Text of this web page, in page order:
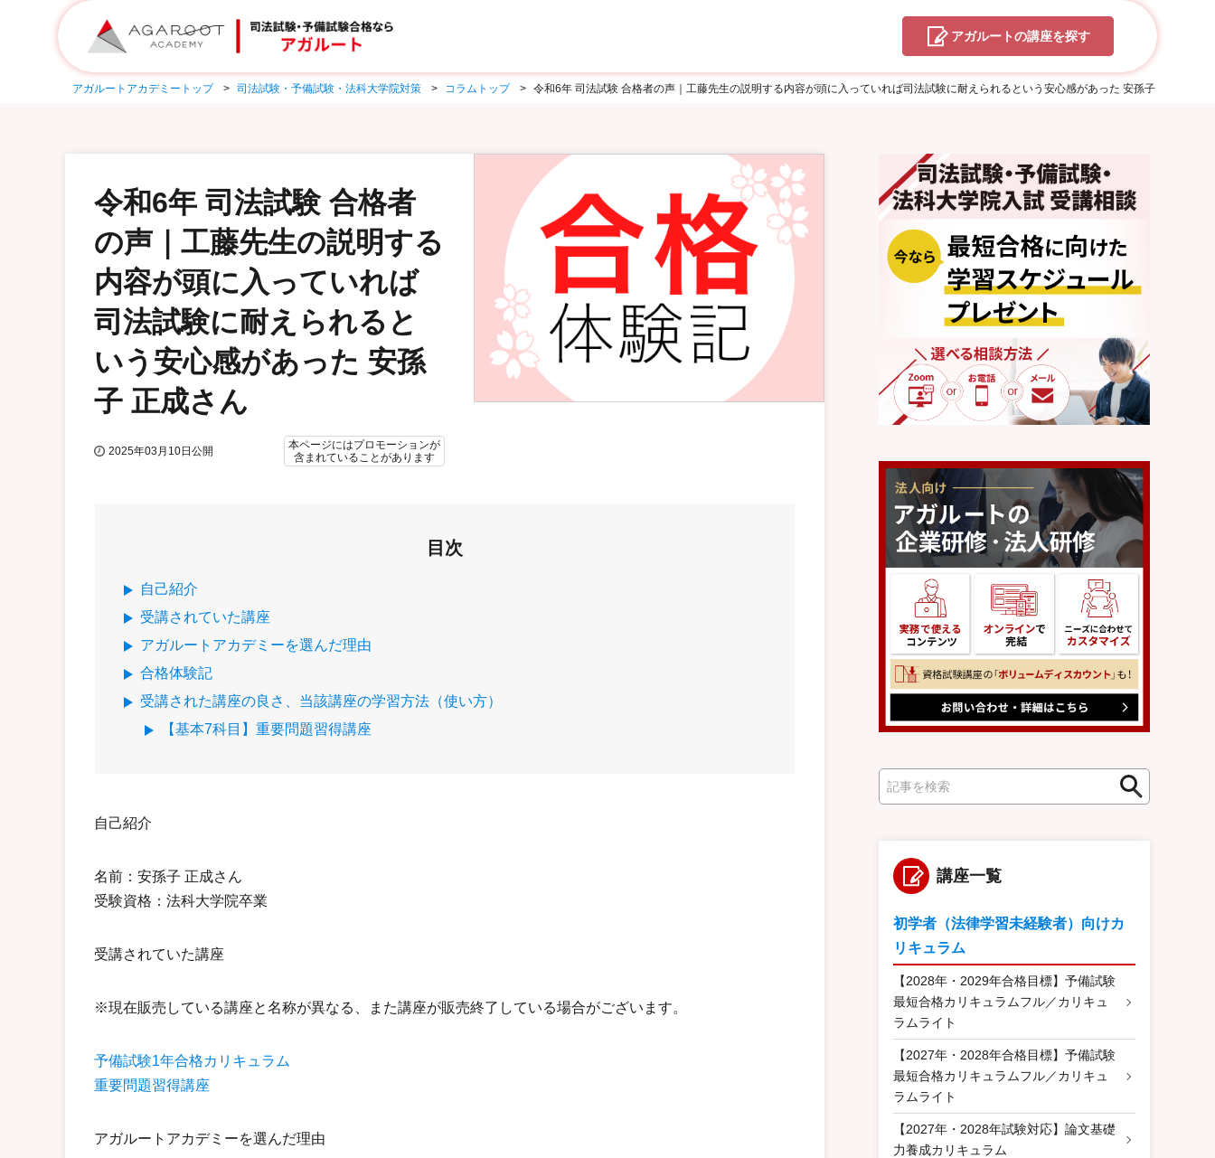
アガルートの講座を探す
アガルートアカデミートップ 司法試験・予備試験・法科大学院対策 コラムトップ 令和6年 司法試験 合格者の声｜工藤先生の説明する内容が頭に入っていれば司法試験に耐えられるという安心感があった 安孫子 正成さん
令和6年 司法試験 合格者
の声｜工藤先生の説明する
内容が頭に入っていれば
司法試験に耐えられると
いう安心感があった 安孫
子 正成さん
2025年03月10日公開
本ページにはプロモーションが
含まれていることがあります
目次
自己紹介
受講されていた講座
アガルートアカデミーを選んだ理由
合格体験記
受講された講座の良さ、当該講座の学習方法（使い方）
【基本7科目】重要問題習得講座
自己紹介
名前：安孫子 正成さん
受験資格：法科大学院卒業
受講されていた講座
※現在販売している講座と名称が異なる、また講座が販売終了している場合がございます。
予備試験1年合格カリキュラム
重要問題習得講座
アガルートアカデミーを選んだ理由
検
索
検
索
講座一覧
初学者（法律学習未経験者）向けカ
リキュラム
【2028年・2029年合格目標】予備試験
最短合格カリキュラムフル／カリキュ
ラムライト
【2027年・2028年合格目標】予備試験
最短合格カリキュラムフル／カリキュ
ラムライト
【2027年・2028年試験対応】論文基礎
力養成カリキュラム